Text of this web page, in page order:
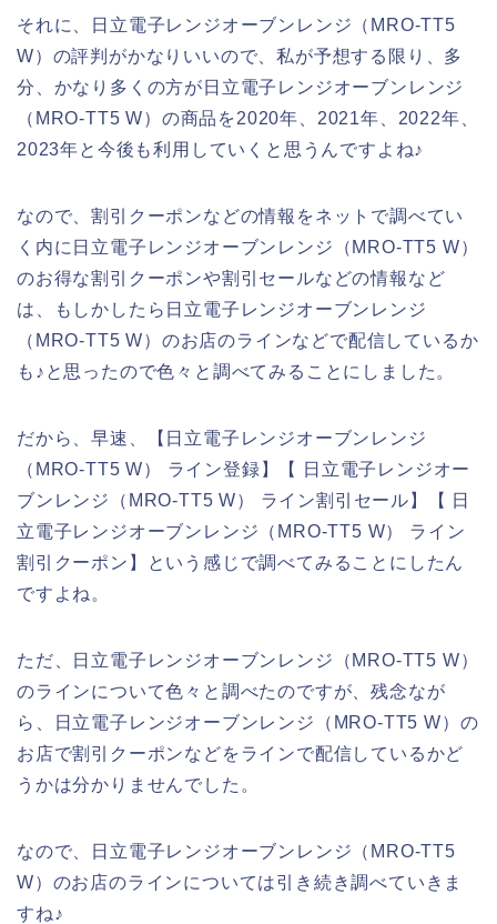
それに、日立電子レンジオーブンレンジ（MRO-TT5
W）の評判がかなりいいので、私が予想する限り、多
分、かなり多くの方が日立電子レンジオーブンレンジ
（MRO-TT5 W）の商品を2020年、2021年、2022年、
2023年と今後も利用していくと思うんですよね♪
なので、割引クーポンなどの情報をネットで調べてい
く内に日立電子レンジオーブンレンジ（MRO-TT5 W）
のお得な割引クーポンや割引セールなどの情報など
は、もしかしたら日立電子レンジオーブンレンジ
（MRO-TT5 W）のお店のラインなどで配信しているか
も♪と思ったので色々と調べてみることにしました。
だから、早速、【日立電子レンジオーブンレンジ
（MRO-TT5 W） ライン登録】【 日立電子レンジオー
ブンレンジ（MRO-TT5 W） ライン割引セール】【 日
立電子レンジオーブンレンジ（MRO-TT5 W） ライン
割引クーポン】という感じで調べてみることにしたん
ですよね。
ただ、日立電子レンジオーブンレンジ（MRO-TT5 W）
のラインについて色々と調べたのですが、残念なが
ら、日立電子レンジオーブンレンジ（MRO-TT5 W）の
お店で割引クーポンなどをラインで配信しているかど
うかは分かりませんでした。
なので、日立電子レンジオーブンレンジ（MRO-TT5
W）のお店のラインについては引き続き調べていきま
すね♪